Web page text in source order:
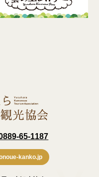
65-1187
kanko.jp